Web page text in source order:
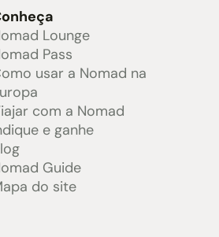
Lounge
Pass
usar a Nomad na
com a Nomad
e ganhe
Guide
do site